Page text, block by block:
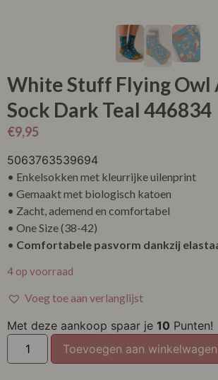
White Stuff Flying Owl
Sock Dark Teal 446834
€9,95
5063763539694
• Enkelsokken met kleurrijke uilenprint
• Gemaakt met biologisch katoen
• Zacht, ademend en comfortabel
• One Size (38-42)
• Comfortabele pasvorm dankzij
4 op voorraad
Voeg toe aan verlanglijst
Met deze aankoop spaar je 10 Punten!
Toevoegen aan winkelwagen